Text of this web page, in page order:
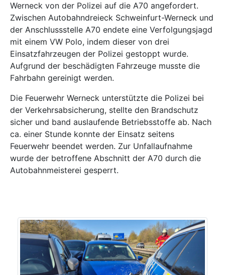
Werneck von der Polizei auf die A70 angefordert.
Zwischen Autobahndreieck Schweinfurt-Werneck und
der Anschlussstelle A70 endete eine Verfolgungsjagd
mit einem VW Polo, indem dieser von drei
Einsatzfahrzeugen der Polizei gestoppt wurde.
Aufgrund der beschädigten Fahrzeuge musste die
Fahrbahn gereinigt werden.
Die Feuerwehr Werneck unterstützte die Polizei bei
der Verkehrsabsicherung, stellte den Brandschutz
sicher und band auslaufende Betriebsstoffe ab. Nach
ca. einer Stunde konnte der Einsatz seitens
Feuerwehr beendet werden. Zur Unfallaufnahme
wurde der betroffene Abschnitt der A70 durch die
Autobahnmeisterei gesperrt.